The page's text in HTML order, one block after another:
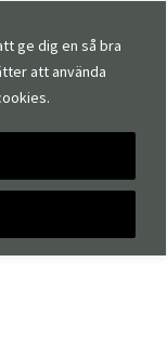
ge dig en så bra
att använda